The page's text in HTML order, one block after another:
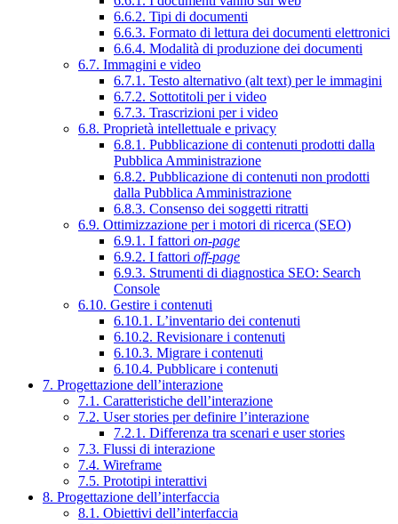
6.6.2. Tipi di documenti
6.6.3. Formato di lettura dei documenti elettronici
6.6.4. Modalità di produzione dei documenti
6.7. Immagini e video
6.7.1. Testo alternativo (alt text) per le immagini
6.7.2. Sottotitoli per i video
6.7.3. Trascrizioni per i video
6.8. Proprietà intellettuale e privacy
6.8.1. Pubblicazione di contenuti prodotti dalla
Pubblica Amministrazione
6.8.2. Pubblicazione di contenuti non prodotti
dalla Pubblica Amministrazione
6.8.3. Consenso dei soggetti ritratti
6.9. Ottimizzazione per i motori di ricerca (SEO)
6.9.1. I fattori on-page
6.9.2. I fattori off-page
6.9.3. Strumenti di diagnostica SEO: Search
Console
6.10. Gestire i contenuti
6.10.1. L’inventario dei contenuti
6.10.2. Revisionare i contenuti
6.10.3. Migrare i contenuti
6.10.4. Pubblicare i contenuti
7. Progettazione dell’interazione
7.1. Caratteristiche dell’interazione
7.2. User stories per definire l’interazione
7.2.1. Differenza tra scenari e user stories
7.3. Flussi di interazione
7.4. Wireframe
7.5. Prototipi interattivi
8. Progettazione dell’interfaccia
8.1. Obiettivi dell’interfaccia